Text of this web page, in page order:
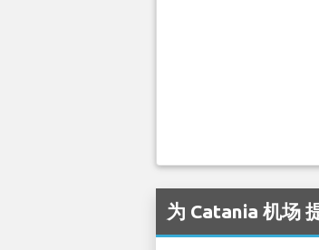
为 Catania 机场